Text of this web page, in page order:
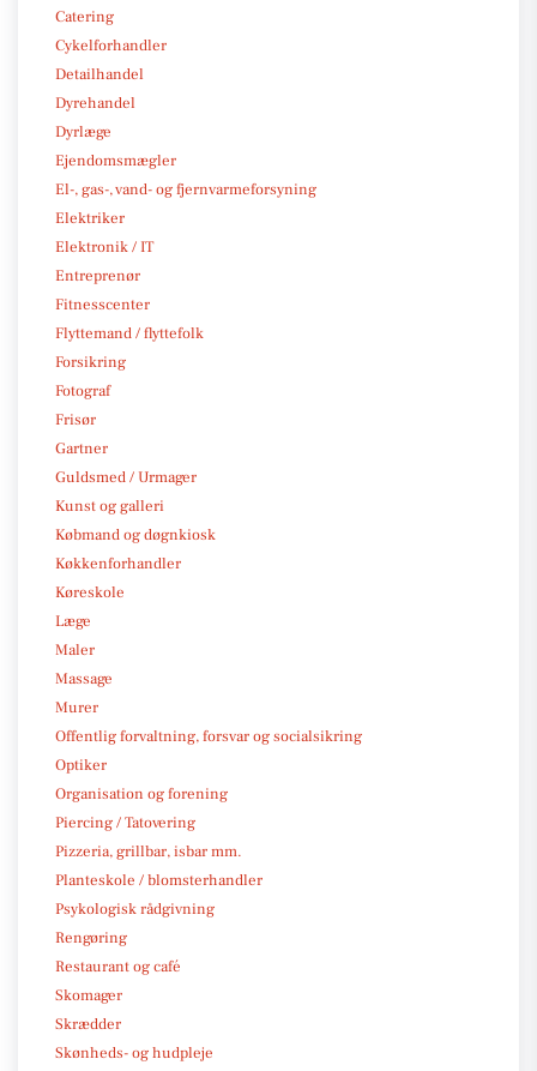
Catering
Cykelforhandler
Detailhandel
Dyrehandel
Dyrlæge
Ejendomsmægler
El-, gas-, vand- og fjernvarmeforsyning
Elektriker
Elektronik / IT
Entreprenør
Fitnesscenter
Flyttemand / flyttefolk
Forsikring
Fotograf
Frisør
Gartner
Guldsmed / Urmager
Kunst og galleri
Købmand og døgnkiosk
Køkkenforhandler
Køreskole
Læge
Maler
Massage
Murer
Offentlig forvaltning, forsvar og socialsikring
Optiker
Organisation og forening
Piercing / Tatovering
Pizzeria, grillbar, isbar mm.
Planteskole / blomsterhandler
Psykologisk rådgivning
Rengøring
Restaurant og café
Skomager
Skrædder
Skønheds- og hudpleje